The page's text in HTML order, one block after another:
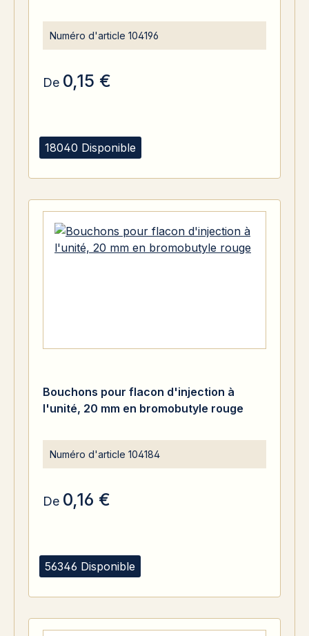
18040 Disponible
Numéro d'article 104196
De 0,15 €
56346 Disponible
Bouchons pour flacon d'injection à
l'unité, 20 mm en bromobutyle rouge
Numéro d'article 104184
De 0,16 €